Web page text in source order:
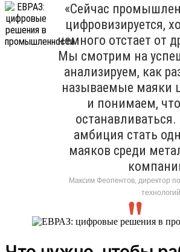
«Сейчас
цифровизируется,
немного отстает от
Мы смотрим на
анализируем, как
называемые маяки
и понимаем,
останавливаться.
амбиция стать
маяков среди
Максим Феопентов, директор
технологий